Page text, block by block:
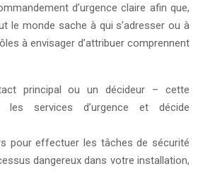
d’urgence claire afin que,
le monde sache à qui s’adresser ou à
à envisager d’attribuer comprennent
principal ou un décideur – cette
les services d’urgence et décide
pour effectuer les tâches de sécurité
dangereux dans votre installation,